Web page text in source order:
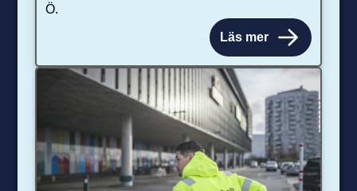
Ö.
Läs mer